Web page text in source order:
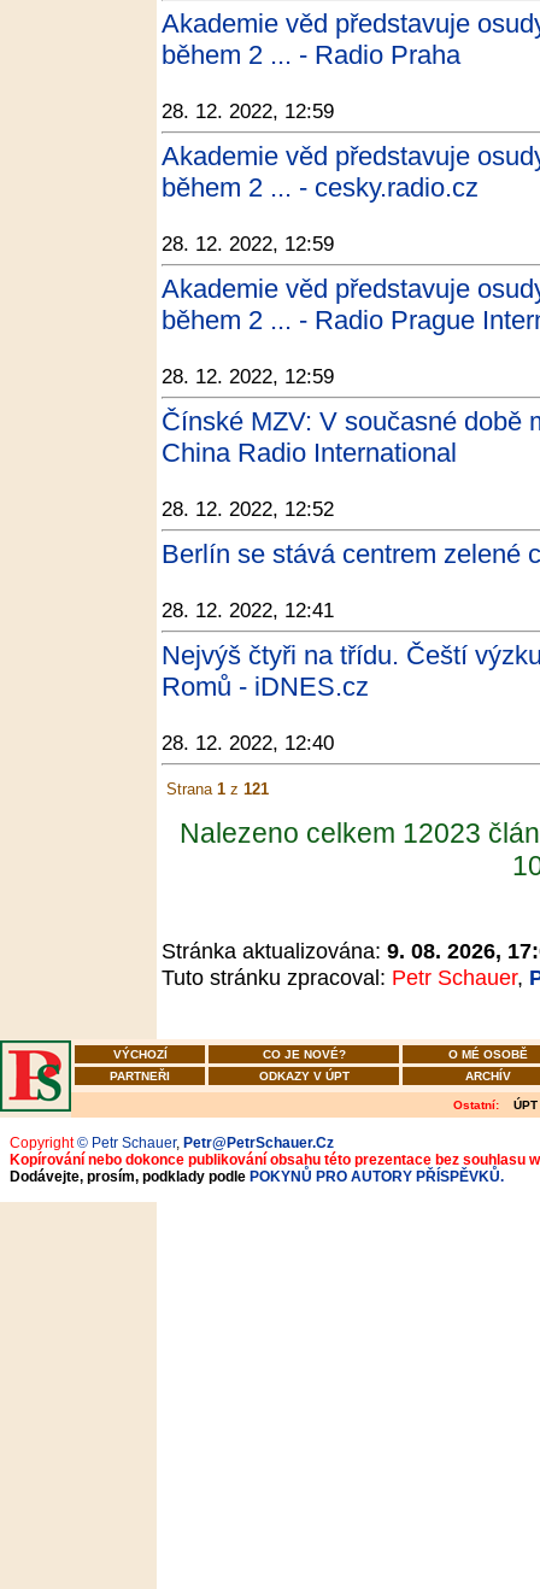
Akademie věd představuje
během 2 ... - Radio Praha
28. 12. 2022, 12:59
Akademie věd představuje
během 2 ... - cesky.radio.cz
28. 12. 2022, 12:59
Akademie věd představuje
během 2 ... - Radio Prague
28. 12. 2022, 12:59
Čínské MZV: V současné době
China Radio International
28. 12. 2022, 12:52
Berlín se stává centrem zelené
28. 12. 2022, 12:41
Nejvýš čtyři na třídu. Čeští
Romů - iDNES.cz
28. 12. 2022, 12:40
Strana 1 z 121
Nalezeno celkem 12023
Stránka aktualizována: 9. 08. 2026,
Tuto stránku zpracoval: Petr Schauer,
VÝCHOZÍ CO JE NOVÉ?
O MÉ OSOBĚ
PARTNEŘI
ODKAZY V ÚPT ARCHÍV
Ostatní: ÚPT
Copyright© Petr Schauer, Petr@PetrSchauer.Cz
Kopírování nebo dokonce publikování obsahu této prezentace bez souhlasu
Dodávejte, prosím, podklady podle POKYNŮ PRO AUTORY PŘÍSPĚVKŮ.